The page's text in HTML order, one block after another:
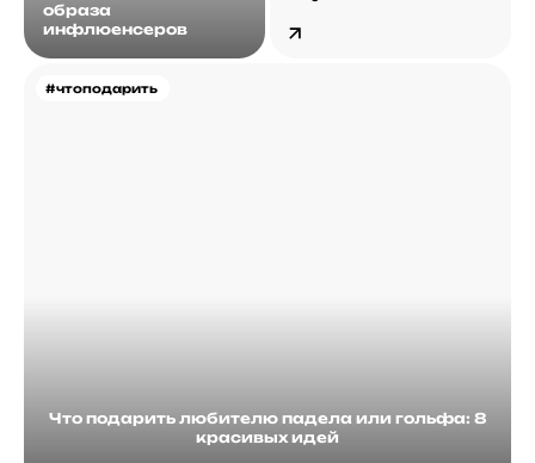
образа
инфлюенсеров
#чтоподарить
Что подарить любителю падела или гольфа: 8
красивых идей